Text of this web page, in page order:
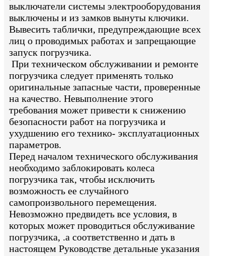
выключатели системы электрооборудования
выключены и из замков вынуты ключики.
Вывесить таблички, предупреждающие всех
лиц о проводимых работах и запрещающие
запуск погрузчика.
При техническом обслуживании и ремонте
погрузчика следует применять только
оригинальные запасные части, проверенные
на качество. Невыполнение этого
требования может привести к снижению
безопасности работ на погрузчика и
ухудшению его технико- эксплуатационных
параметров.
Перед началом технического обслуживания
необходимо заблокировать колеса
погрузчика так, чтобы исключить
возможность ее случайного
самопроизвольного перемещения.
Невозможно предвидеть все условия, в
которых может проводиться обслуживание
погрузчика, .а соответственно и дать в
настоящем Руководстве детальные указания